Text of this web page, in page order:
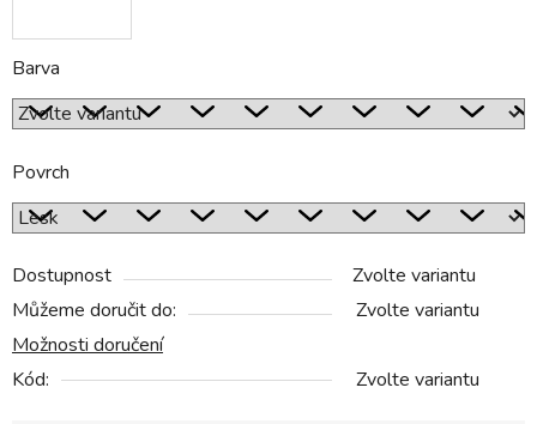
Barva
Povrch
Dostupnost
Zvolte variantu
Můžeme doručit do:
Zvolte variantu
Možnosti doručení
Kód:
Zvolte variantu